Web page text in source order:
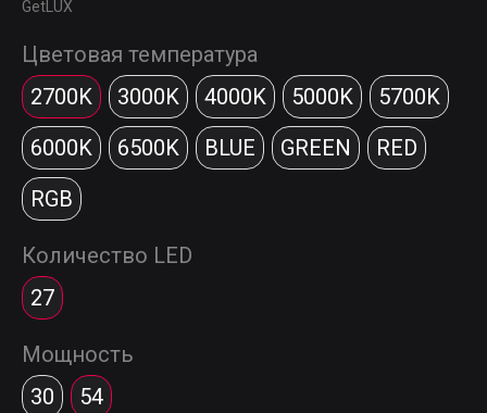
GetLUX
Цветовая температура
2700K
3000K 4000K 5000K
5700K
6000K
6500K BLUE GREEN
RED
RGB
Количество LED
27
Мощность
30
54